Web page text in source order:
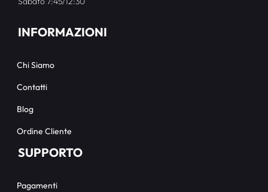
INFORMAZIONI
Chi Siamo
Contatti
Blog
Ordine Cliente
SUPPORTO
Pagamenti